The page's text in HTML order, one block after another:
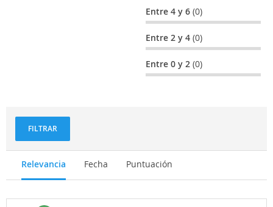
Entre 4 y 6(0)
Entre 2 y 4(0)
Entre 0 y 2(0)
FILTRAR
Relevancia Fecha Puntuación